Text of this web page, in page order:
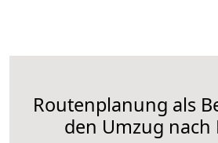
Routenplanung als
den Umzug nach